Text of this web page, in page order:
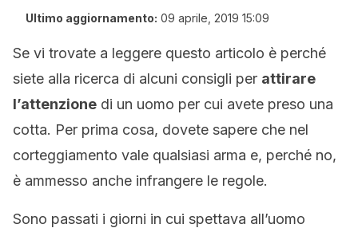
Ultimo aggiornamento: 09 aprile, 2019 15:09
Se vi trovate a leggere questo articolo è perché
siete alla ricerca di alcuni consigli per attirare
l’attenzione di un uomo per cui avete preso una
cotta. Per prima cosa, dovete sapere che nel
corteggiamento vale qualsiasi arma e, perché no,
è ammesso anche infrangere le regole.
Sono passati i giorni in cui spettava all’uomo